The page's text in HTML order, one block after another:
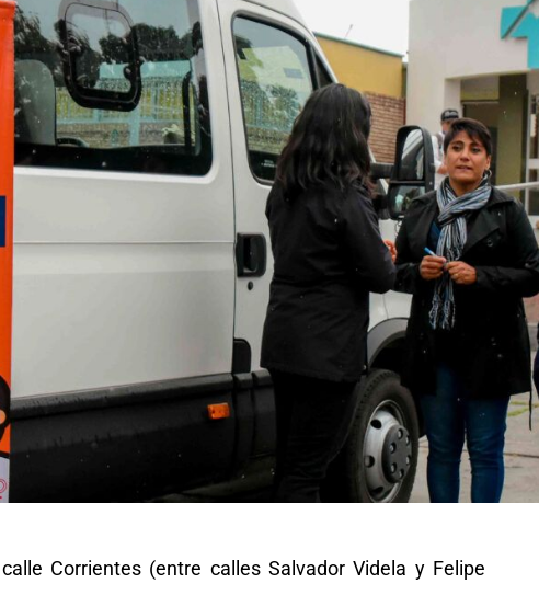
Corrientes (entre calles Salvador Videla y Felipe